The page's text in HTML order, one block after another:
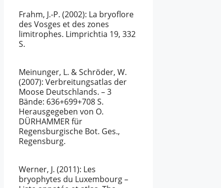
Frahm, J.-P. (2002): La bryoflore
des Vosges et des zones
limitrophes. Limprichtia 19, 332
S.
Meinunger, L. & Schröder, W.
(2007): Verbreitungsatlas der
Moose Deutschlands. – 3
Bände: 636+699+708 S.
Herausgegeben von O.
DÜRHAMMER für
Regensburgische Bot. Ges.,
Regensburg.
Werner, J. (2011): Les
bryophytes du Luxembourg –